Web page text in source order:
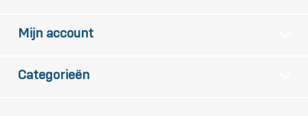
Mijn account
Categorieën